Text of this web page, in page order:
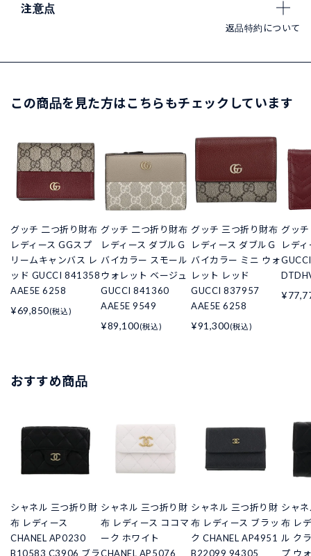
注意点
返品特約について
この商品を見た方はこちらもチェックしています
グッチ 二つ折り財布
レディース GGスプ
リームキャンバス レ
ッド GUCCI 841358
AAE5E 6258
¥69,850(税込)
グッチ 二つ折り財布
レディース ダブルＧ
バイカラー スモール
ウォレット ベージュ
GUCCI 841360
AAE5E 9549
¥89,100(税込)
グッチ 三つ折り財布
レディース ダブルＧ
バイカラー ミニ ウォ
レット レッド
GUCCI 837957
AAE5E 6258
¥91,300(税込)
グッ
レデ
おすすめ商品
シャネル 三つ折り財
布 レディース
CHANEL AP0230
B10583 C3906 ブラ
シャネル 三つ折り財
布 レディース ココマ
ーク ホワイト
CHANEL AP5076
シャネル 三つ折り財
布 レディース ブラッ
ク CHANEL AP4951
B22099 94305
シャ
布 レ
ル ク
プ ウ